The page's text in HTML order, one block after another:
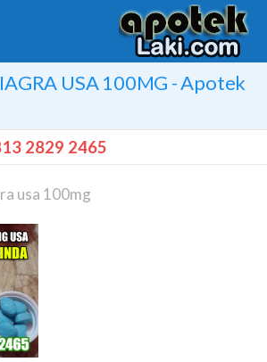
USA 100MG - Apotek
2829 2465
usa 100mg